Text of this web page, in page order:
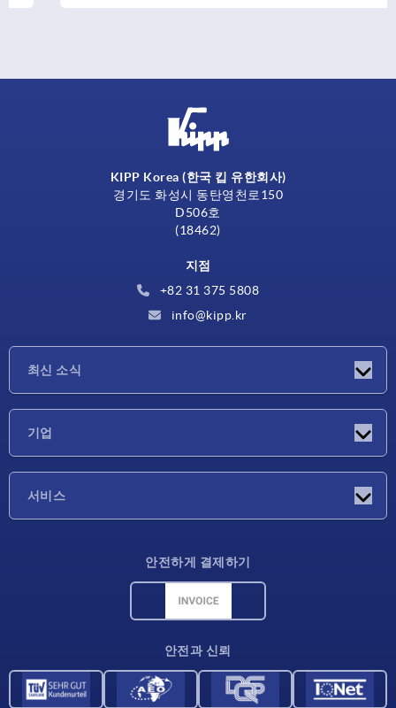
KIPP Korea (한국 킵 유한회사)
경기도 화성시 동탄영천로150
D506호
(18462)
지점
+82 31 375 5808
info@kipp.kr
최신 소식
기업
서비스
안전하게 결제하기
안전과 신뢰